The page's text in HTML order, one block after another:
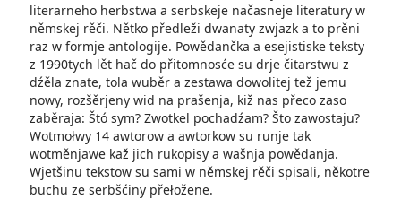
literarneho herbstwa a serbskeje načasneje literatury w
němskej rěči. Nětko předleži dwanaty zwjazk a to prěni
raz w formje antologije. Powědančka a esejistiske teksty
z 1990tych lět hač do přitomnosće su drje čitarstwu z
dźěla znate, tola wuběr a zestawa dowolitej tež jemu
nowy, rozšěrjeny wid na prašenja, kiž nas přeco zaso
zaběraja: Štó sym? Zwotkel pochadźam? Što zawostaju?
Wotmołwy 14 awtorow a awtorkow su runje tak
wotměnjawe kaž jich rukopisy a wašnja powědanja.
Wjetšinu tekstow su sami w němskej rěči spisali, někotre
buchu ze serbšćiny přełožene.